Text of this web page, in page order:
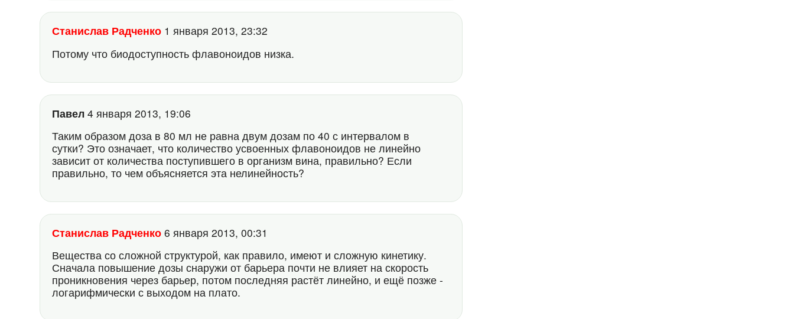
Станислав Радченко 1 января 2013, 23:32
Потому что биодоступность флавоноидов низка.
Павел 4 января 2013, 19:06
Таким образом доза в 80 мл не равна двум дозам по 40 с интервалом в
сутки? Это означает, что количество усвоенных флавоноидов не линейно
зависит от количества поступившего в организм вина, правильно? Если
правильно, то чем объясняется эта нелинейность?
Станислав Радченко 6 января 2013, 00:31
Вещества со сложной структурой, как правило, имеют и сложную кинетику.
Сначала повышение дозы снаружи от барьера почти не влияет на скорость
проникновения через барьер, потом последняя растёт линейно, и ещё позже -
логарифмически с выходом на плато.